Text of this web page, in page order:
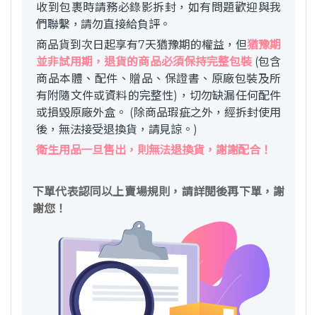
收到包裹時請務必錄影拆封，如有問題歡迎與我
們聯繫，請勿直接給負評。
商品貨到次日起享有7天猶豫期的權益，但猶豫期
並非試用期，退貨的商品必須保持完整包裝(包含
商品本體、配件、贈品、保證書、原廠包裝及所
有附隨文件或資料的完整性)，切勿缺漏任何配件
或損毀原廠外盒。 (除商品瑕疵之外，經拆封使用
後，無法接受退換貨，請見諒。)
衛生用品一旦售出，則無法退換貨，謝謝配合！
下單代表認同以上賣場規則，請詳閱後再下單，謝
謝您！